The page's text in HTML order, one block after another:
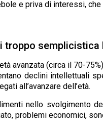
e priva di interessi,
semplicistica
avanzata (circa il 70-
declini intellettuali
all’avanzare dell’età.
nello svolgimento
problemi economici,